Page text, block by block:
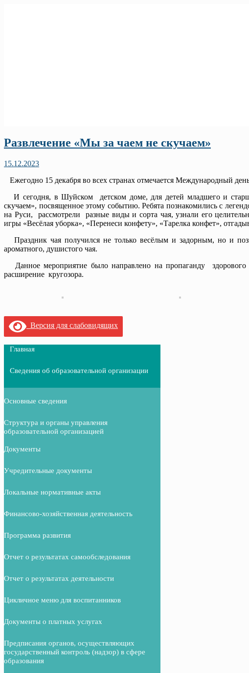
Развлечение «Мы за чаем не скучаем»
15.12.2023
Ежегодно 15 декабря во всех странах отмечается Международный
И сегодня, в Шуйском детском доме, для детей младшего и
скучаем», посвященное этому событию. Ребята познакомились с
на Руси, рассмотрели разные виды и сорта чая, узнали его
игры «Весёлая уборка», «Перенеси конфету», «Тарелка конфет»,
Праздник чая получился не только весёлым и задорным, но и
ароматного, душистого чая.
Данное мероприятие было направлено на пропаганду
расширение кругозора.
Версия для слабовидящих
Главная
Сведения об образовательной организации
Основные сведения
Структура и органы управления
образовательной организацией
Документы
Учредительные документы
Локальные нормативные акты
Финансово-хозяйственная деятельность
Программа развития
Отчет о результатах самообследования
Отчет о результатах деятельности
Цикличное меню для воспитанников
Документы о платных услугах
Предписания органов, осуществляющих
государственный контроль (надзор) в сфере
образования